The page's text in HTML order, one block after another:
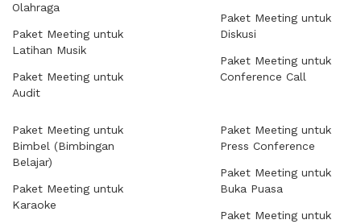
Olahraga
Paket Meeting untuk
Latihan Musik
Paket Meeting untuk
Audit
Paket Meeting untuk
Diskusi
Paket Meeting untuk
Conference Call
Paket Meeting untuk
Bimbel (Bimbingan
Belajar)
Paket Meeting untuk
Karaoke
Paket Meeting untuk
Press Conference
Paket Meeting untuk
Buka Puasa
Paket Meeting untuk